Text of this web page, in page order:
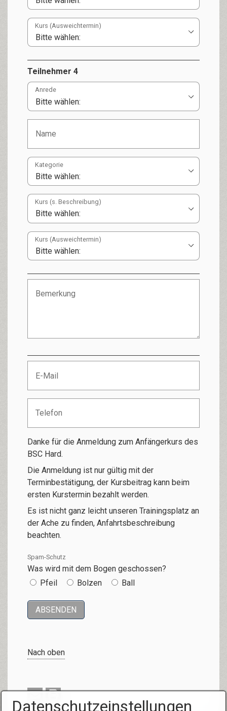
Kurs (Ausweichtermin)
Teilnehmer 4
Anrede
Kategorie
Kurs (s. Beschreibung)
Kurs (Ausweichtermin)
Danke für die Anmeldung zum Anfängerkurs des
BSC Hard.
Die Anmeldung ist nur gültig mit der
Terminbestätigung, der Kursbeitrag kann beim
ersten Kurstermin bezahlt werden.
Es ist nicht ganz leicht unseren Trainingsplatz an
der Ache zu finden, Anfahrtsbeschreibung
beachten.
Spam-Schutz
Was wird mit dem Bogen geschossen?
Pfeil
Bolzen Ball
Nach oben
Datenschutzeinstellungen